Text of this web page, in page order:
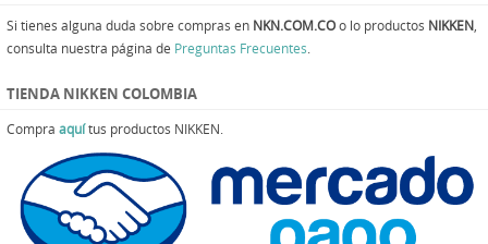
Si tienes alguna duda sobre compras en NKN.COM.COo lo productos NIKKEN
consulta nuestra página de Preguntas Frecuentes
TIENDA NIKKEN COLOMBIA
Compra aquítus productos NIKKEN.